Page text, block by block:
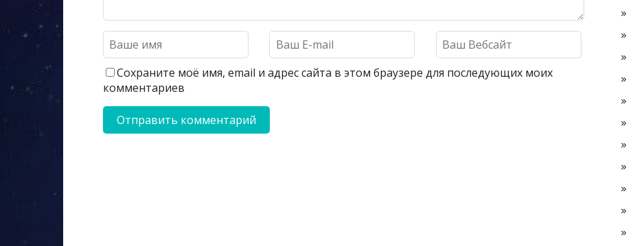
Сохраните моё имя, email и адрес сайта в этом браузере для последующих моих
комментариев